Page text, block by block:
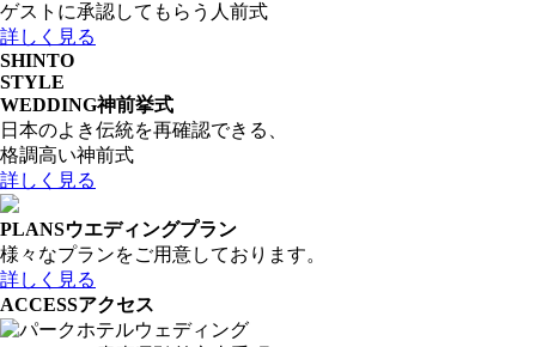
ゲストに承認してもらう人前式
詳しく見る
SHINTO
STYLE
WEDDING神前挙式
日本のよき伝統を再確認できる、
格調高い神前式
詳しく見る
PLANSウエディングプラン
様々なプランをご用意しております。
詳しく見る
ACCESSアクセス